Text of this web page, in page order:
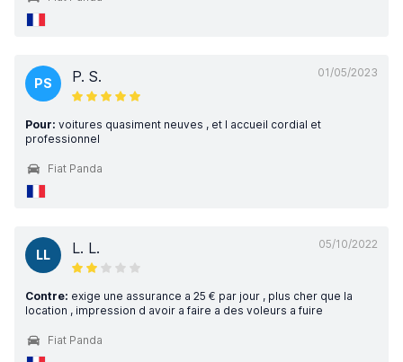
01/05/2023
PS P. S.
Pour: voitures quasiment neuves , et l accueil cordial et
professionnel
Fiat Panda
05/10/2022
LL L. L.
Contre: exige une assurance a 25 € par jour , plus cher que la
location , impression d avoir a faire a des voleurs a fuire
Fiat Panda